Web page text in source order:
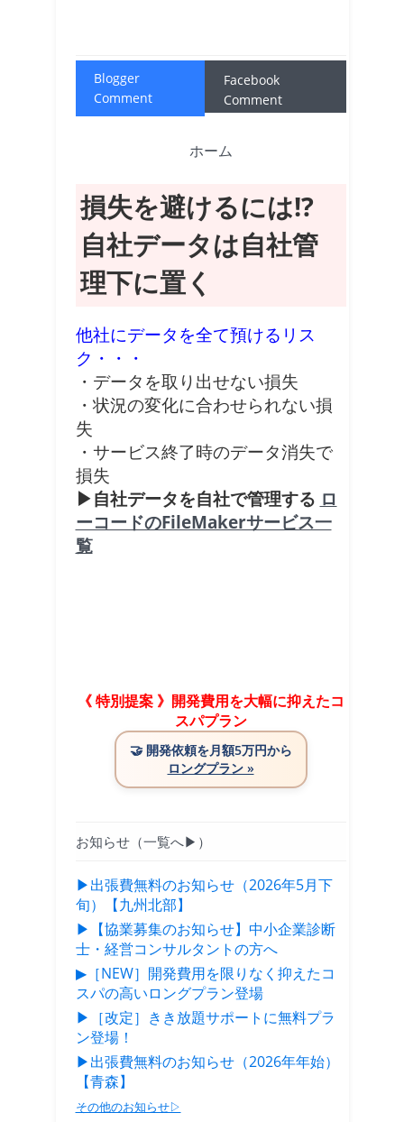
Blogger
Comment
Facebook
Comment
ホーム
損失を避けるには!?
自社データは自社管
理下に置く
他社にデータを全て預けるリス
ク・・・
・データを取り出せない損失
・状況の変化に合わせられない損
失
・サービス終了時のデータ消失で
損失
▶自社データを自社で管理する ロ
ーコードのFileMakerサービス一
覧
《 特別提案 》開発費用を大幅に抑えたコ
スパプラン
🤝 開発依頼を月額5万円から
ロングプラン »
お知らせ（一覧へ▶）
▶出張費無料のお知らせ（2026年5月下
旬）【九州北部】
▶【協業募集のお知らせ】中小企業診断
士・経営コンサルタントの方へ
▶［NEW］開発費用を限りなく抑えたコ
スパの高いロングプラン登場
▶［改定］きき放題サポートに無料プラ
ン登場！
▶出張費無料のお知らせ（2026年年始）
【青森】
その他のお知らせ▷